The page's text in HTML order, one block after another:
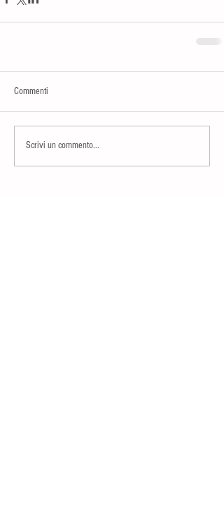
Commenti
Scrivi un commento...